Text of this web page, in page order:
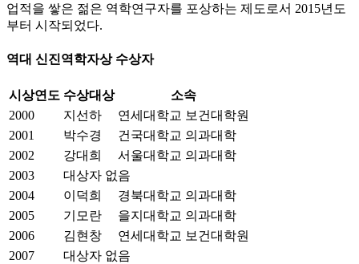
업적을 쌓은 젊은 역학연구자를 포상하는 제도로서 2015년도
부터 시작되었다.
역대 신진역학자상 수상자
시상연도 수상대상
소속
2000
지선하
연세대학교 보건대학원
2001
박수경
건국대학교 의과대학
2002
강대희
서울대학교 의과대학
2003
대상자 없음
2004
이덕희
경북대학교 의과대학
2005
기모란
을지대학교 의과대학
2006
김현창
연세대학교 보건대학원
2007
대상자 없음